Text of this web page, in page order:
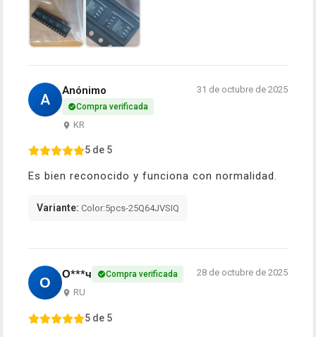
A
Anónimo
Compra verificada
KR
31 de octubre de 2025
5 de 5
Es bien reconocido y funciona con normalidad.
Variante: Color:5pcs-25Q64JVSIQ
О О***ч Compra verificada
RU
28 de octubre de 2025
5 de 5